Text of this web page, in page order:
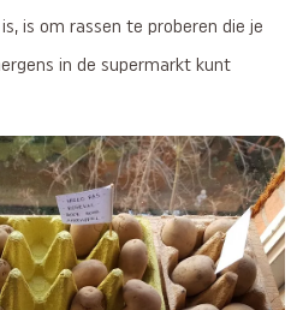
is om rassen te proberen die je
in de supermarkt kunt